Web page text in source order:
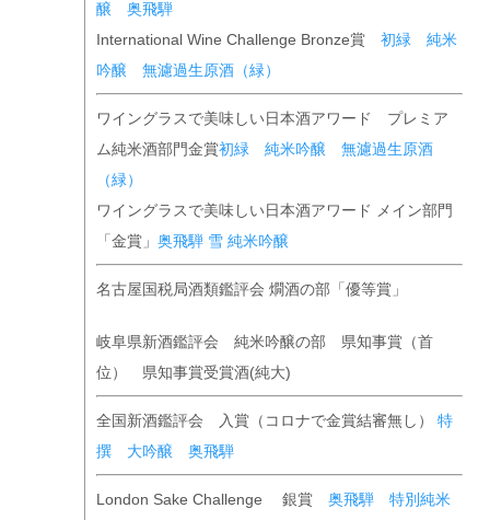
醸 奥飛騨
International Wine Challenge Bronze賞 初緑 純米
吟醸 無濾過生原酒（緑）
ワイングラスで美味しい日本酒アワード プレミア
ム純米酒部門金賞初緑 純米吟醸 無濾過生原酒
（緑）
ワイングラスで美味しい日本酒アワード メイン部門
「金賞」 奥飛騨 雪 純米吟醸
名古屋国税局酒類鑑評会 燗酒の部「優等賞」
岐阜県新酒鑑評会 純米吟醸の部 県知事賞（首
位） 県知事賞受賞酒(純大)
全国新酒鑑評会 入賞（コロナで金賞結審無し） 特
撰 大吟醸 奥飛騨
London Sake Challenge 銀賞 奥飛騨 特別純米